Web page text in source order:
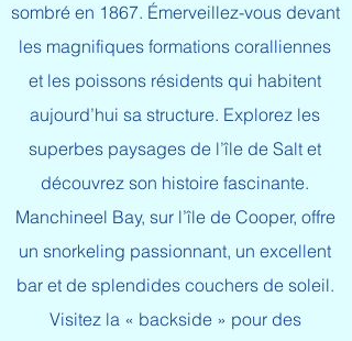
sombré en 1867. Émerveillez-vous devant
les magnifiques formations coralliennes
et les poissons résidents qui habitent
aujourd’hui sa structure. Explorez les
superbes paysages de l’île de Salt et
découvrez son histoire fascinante.
Manchineel Bay, sur l’île de Cooper, offre
un snorkeling passionnant, un excellent
bar et de splendides couchers de soleil.
Visitez la « backside » pour des